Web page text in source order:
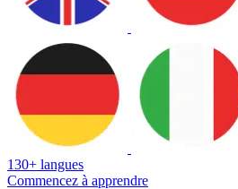
130+ langues
Commencez à apprendre